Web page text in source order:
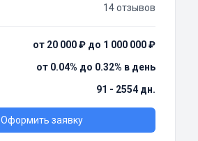
14 отзывов
от 20 000 ₽ до 1 000 000 ₽
от 0.04% до 0.32% в день
91 - 2554 дн.
Оформить заявку